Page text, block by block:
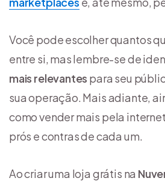
Você pode escolher quantos
entre si, mas lembre-se de
mais relevantes para seu
sua operação. Mais adiante,
como vender mais pela
prós e contras de cada um.
Ao criar uma loja grátis na